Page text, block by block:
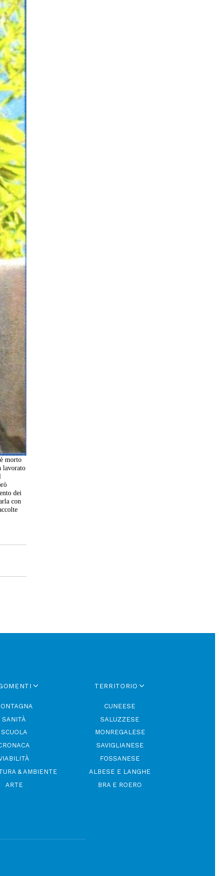
morto
lavorato
dei
con
SANITÀ
SCUOLA
& AMBIENTE
ARTE
TERRITORIO
CUNEESE
SALUZZESE
MONREGALESE
SAVIGLIANESE
FOSSANESE
ALBESE E LANGHE
BRA E ROERO